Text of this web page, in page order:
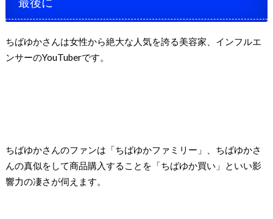
ちばゆかさんは女性から絶大な人気を誇る美容家、インフルエ
ンサーのYouTuberです。
ちばゆかさんのファンは「ちばゆかファミリー」、ちばゆかさ
んの真似をして商品購入することを「ちばゆか買い」といい影
響力の凄さが伺えます。